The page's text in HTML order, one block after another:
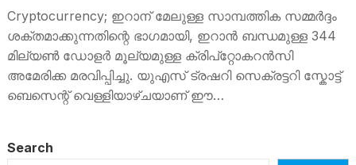
Cryptocurrency; ഇറാന് മേലുള്ള സാമ്പത്തിക സമ്മർദ്ദം
ശക്തമാക്കുന്നതിന്റെ ഭാഗമായി, ഇറാൻ ബന്ധമുള്ള 344
മില്യൺ ഡോളർ മൂല്യമുള്ള ക്രിപ്‌റ്റോകറൻസി
അമേരിക്ക മരവിപ്പിച്ചു. യുഎസ് ട്രഷറി സെക്രട്ടറി സ്കോട്ട്
ബെസെന്റ് വെള്ളിയാഴ്ചയാണ് ഈ…
Search